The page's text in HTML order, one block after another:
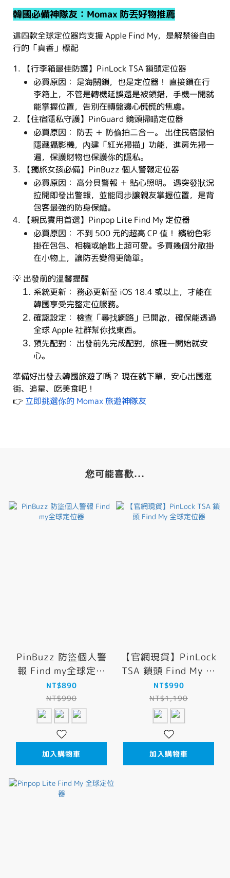
韓國必備神隊友：Momax 防丟好物推薦
這四款全球定位器均支援 Apple Find My，是解禁後自由
行的「真香」標配
1. 【行李箱最佳防護】PinLock TSA 鎖頭定位器
必買原因： 是海關鎖，也是定位器！ 直接鎖在行
李箱上，不管是轉機延誤還是被領錯，手機一開就
能掌握位置，告別在轉盤邊心慌慌的焦慮。
2. 【住宿隱私守護】PinGuard 鏡頭掃瞄定位器
必買原因： 防丟 ＋ 防偷拍二合一。 出住民宿最怕
隱藏攝影機，內建「紅光掃描」功能，進房先掃一
遍，保護財物也保護你的隱私。
3. 【獨旅女孩必備】PinBuzz 個人警報定位器
必買原因： 高分貝警報 ＋ 貼心照明。 遇突發狀況
拉開即發出警報，並能同步讓親友掌握位置，是背
包客最強的防身保鑣。
4. 【親民實用首選】Pinpop Lite Find My 定位器
必買原因： 不到 500 元的超高 CP 值！ 繽紛色彩
掛在包包、相機或鑰匙上超可愛。多買幾個分散掛
在小物上，讓防丟變得更簡單。
💡 出發前的溫馨提醒
系統更新： 務必更新至 iOS 18.4 或以上，才能在
韓國享受完整定位服務。
確認設定： 檢查「尋找網路」已開啟，確保能透過
全球 Apple 社群幫你找東西。
預先配對： 出發前先完成配對，旅程一開始就安
心。
準備好出發去韓國旅遊了嗎？ 現在就下單，安心出國逛
街、追星、吃美食吧！
👉 立即挑選你的 Momax 旅遊神隊友
您可能喜歡...
PinBuzz 防盜個人警
報 Find my全球定位
器
NT$890
NT$990
加入購物車
【官網現貨】PinLock
TSA 鎖頭 Find My 全
球定位器
NT$990
NT$1,190
加入購物車